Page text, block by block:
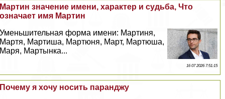
Мартин значение имени, хаpaктер и судьба, Что
означает имя Мартин
Уменьшительная форма имени: Мартиня,
Мартя, Мартиша, Мартюня, Март, Мартюша,
Маря, Мартынка...
16 07 2026 7:51:15
Почему я хочу носить паранджу